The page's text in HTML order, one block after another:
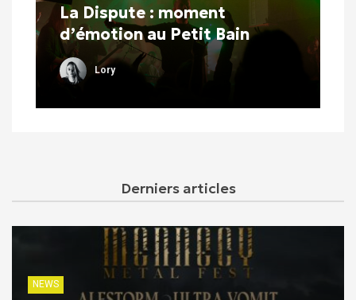
La Dispute : moment
d’émotion au Petit Bain
Lory
Derniers articles
NEWS